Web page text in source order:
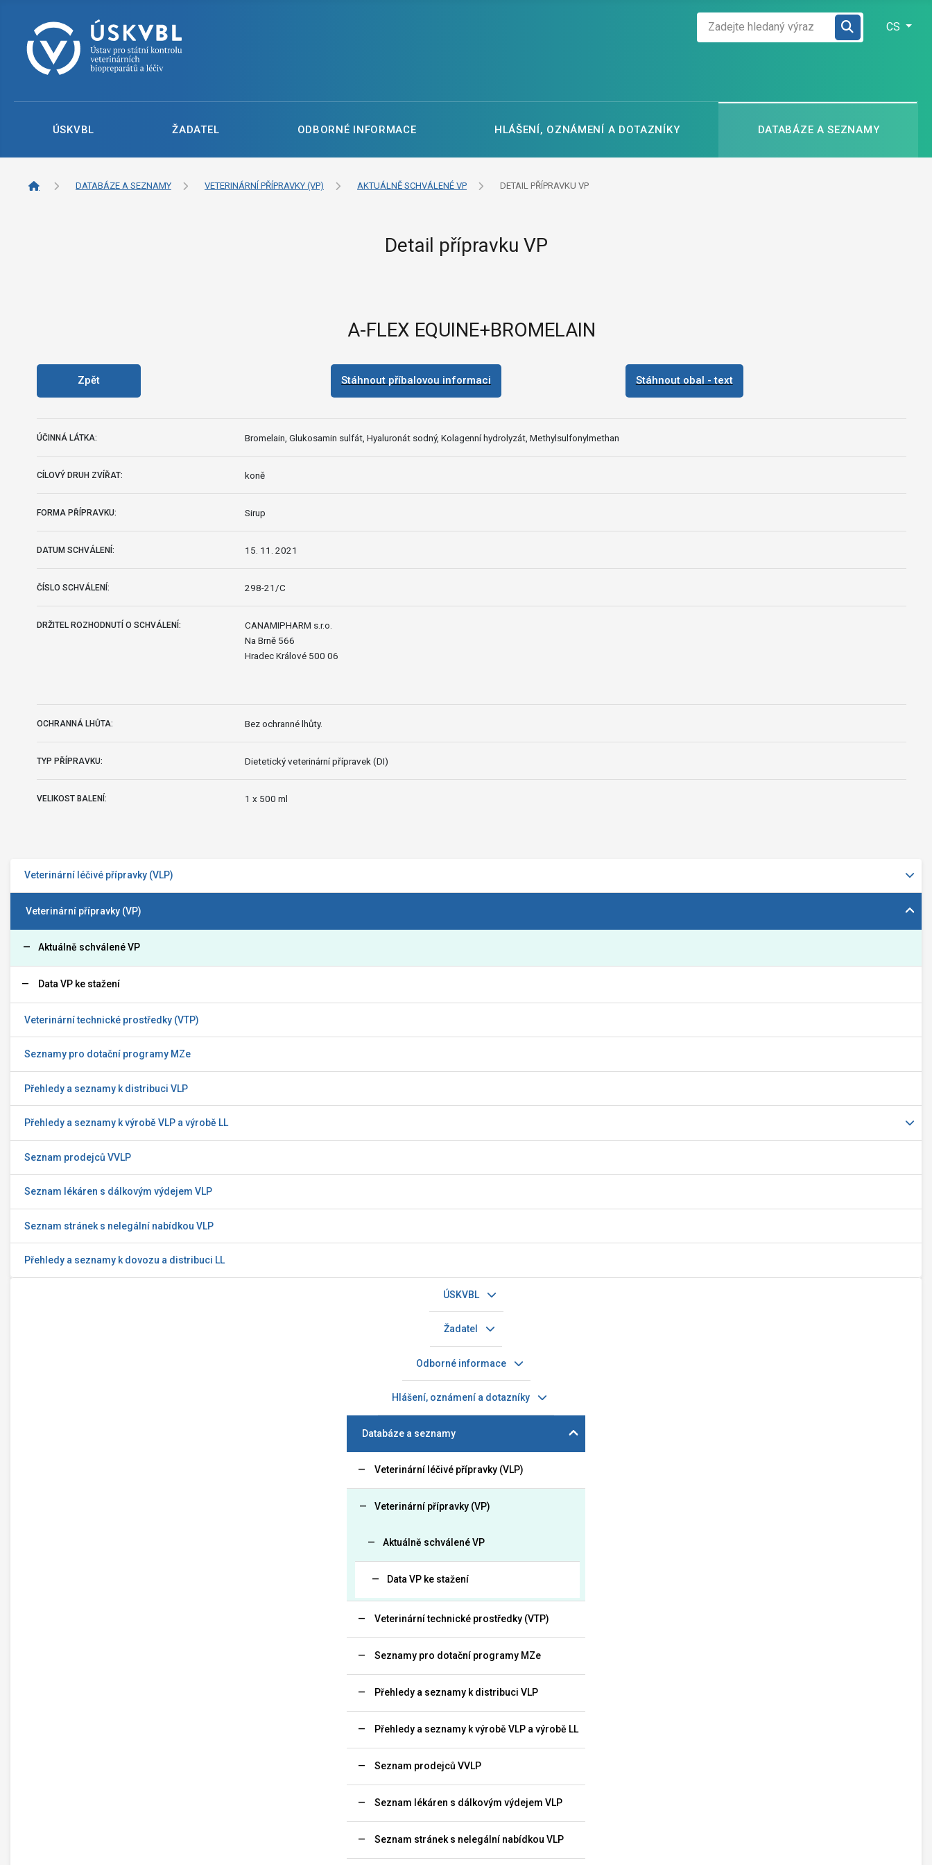
CS
ÚSKVBL ŽADATEL ODBORNÉ INFORMACE HLÁŠENÍ, OZNÁMENÍ A DOTAZNÍKY DATABÁZE A SEZNAMY
DATABÁZE A SEZNAMY VETERINÁRNÍ PŘÍPRAVKY (VP) AKTUÁLNĚ SCHVÁLENÉ VP DETAIL PŘÍPRAVKU VP
Veterinární léčivé přípravky (VLP)
Veterinární přípravky (VP)
Aktuálně schválené VP
Data VP ke stažení
Veterinární technické prostředky (VTP)
Seznamy pro dotační programy MZe
Přehledy a seznamy k distribuci VLP
Přehledy a seznamy k výrobě VLP a výrobě LL
Seznam prodejců VVLP
Seznam lékáren s dálkovým výdejem VLP
Seznam stránek s nelegální nabídkou VLP
Přehledy a seznamy k dovozu a distribuci LL
ÚSKVBL
Žadatel
Odborné informace
Hlášení, oznámení a dotazníky
Databáze a seznamy
Veterinární léčivé přípravky (VLP)
Veterinární přípravky (VP)
Aktuálně schválené VP
Data VP ke stažení
Veterinární technické prostředky (VTP)
Seznamy pro dotační programy MZe
Přehledy a seznamy k distribuci VLP
Přehledy a seznamy k výrobě VLP a výrobě LL
Seznam prodejců VVLP
Seznam lékáren s dálkovým výdejem VLP
Seznam stránek s nelegální nabídkou VLP
Detail přípravku VP
A-FLEX EQUINE+BROMELAIN
Zpět Stáhnout příbalovou informaci Stáhnout obal - text
ÚČINNÁ LÁTKA: Bromelain, Glukosamin sulfát, Hyaluronát sodný, Kolagenní hydrolyzát, Methylsulfonylmethan
CÍLOVÝ DRUH ZVÍŘAT: koně
FORMA PŘÍPRAVKU: Sirup
DATUM SCHVÁLENÍ: 15. 11. 2021
ČÍSLO SCHVÁLENÍ: 298-21/C
DRŽITEL ROZHODNUTÍ O SCHVÁLENÍ:
CANAMIPHARM s.r.o.
Na Brně 566
Hradec Králové 500 06
OCHRANNÁ LHŮTA: Bez ochranné lhůty.
TYP PŘÍPRAVKU: Dietetický veterinární přípravek (DI)
VELIKOST BALENÍ: 1 x 500 ml